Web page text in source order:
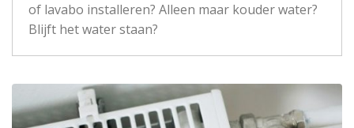
of lavabo installeren? Alleen maar kouder water?
Blijft het water staan?